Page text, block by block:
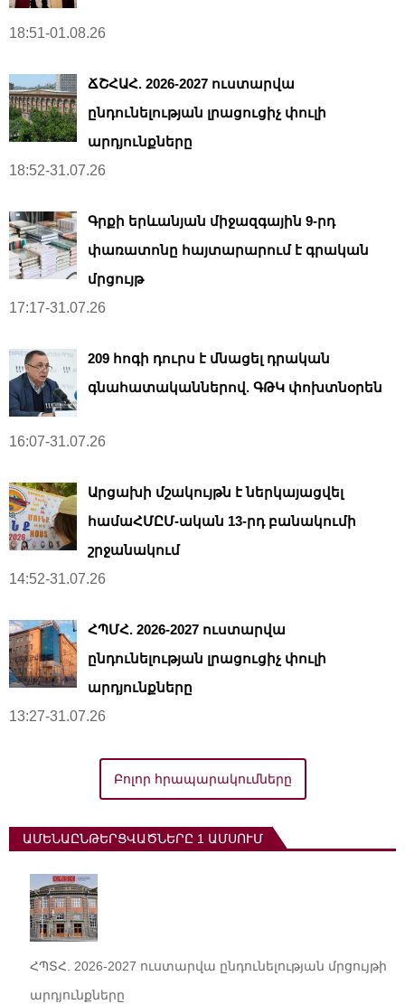
18:51-01.08.26
ՃՇՀԱՀ. 2026-2027 ուստարվա
ընդունելության լրացուցիչ փուլի
արդյունքները
18:52-31.07.26
Գրքի երևանյան միջազգային 9-րդ
փառատոնը հայտարարում է գրական
մրցույթ
17:17-31.07.26
209 հոգի դուրս է մնացել դրական
գնահատականներով. ԳԹԿ փոխտնօրեն
16:07-31.07.26
Արցախի մշակույթն է ներկայացվել
համաՀՄԸՄ-ական 13-րդ բանակումի
շրջանակում
14:52-31.07.26
ՀՊՄՀ. 2026-2027 ուստարվա
ընդունելության լրացուցիչ փուլի
արդյունքները
13:27-31.07.26
Բոլոր հրապարակումները
ԱՄԵՆԱԸՆԹԵՐՑՎԱԾՆԵՐԸ 1 ԱՄՍՈՒՄ
ՀՊՏՀ. 2026-2027 ուստարվա ընդունելության մրցույթի
արդյունքները